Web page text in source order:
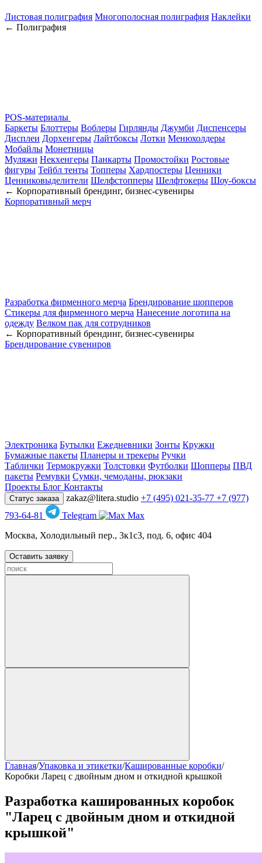
Листовая полиграфия Многополосная полиграфия Наклейки
← Полиграфия
POS-материалы
Баркеты Блоттеры Воблеры Гирлянды Джумби Диспенсеры
Дисплеи Дорхенгеры Лайтбоксы Лотки Менюхолдеры
Мобайлы Монетницы
Муляжи Некхенгеры Панкарты Промостойки Ростовые
фигуры Тейбл тенты Топперы Хардпостеры Ценники
Ценниковыделители Шелфстопперы Шелфтокеры Шоу-боксы
← Корпоративный брендинг, бизнес-сувениры
Корпоративный мерч
Разработка фирменного мерча Брендирование шопперов
Стикеры для фирменного мерча Нанесение логотипа на
одежду Велком пак для сотрудников
← Корпоративный брендинг, бизнес-сувениры
Брендирование сувениров
Электроника Бутылки Ежедневники Зонты Кружки
Бумажные пакеты Планеры и трекеры Ручки
Таблички Термокружки Толстовки Футболки Шопперы ПВД
пакеты Ремувки Сумки, чемоданы, рюкзаки
Проекты Блог Контакты
Статус заказа zakaz@litera.studio +7 (495) 021-35-77 +7 (977)
793-64-81
Telegram
Max
Москва, Холодильный пер., 3к1с3, под. 6, офис 404
Оставить заявку
Главная/Упаковка и этикетки/Кашированные коробки/
Коробки Ларец с двойным дном и откидной крышкой
Разработка кашированных коробок
"Ларец с двойным дном и откидной
крышкой"